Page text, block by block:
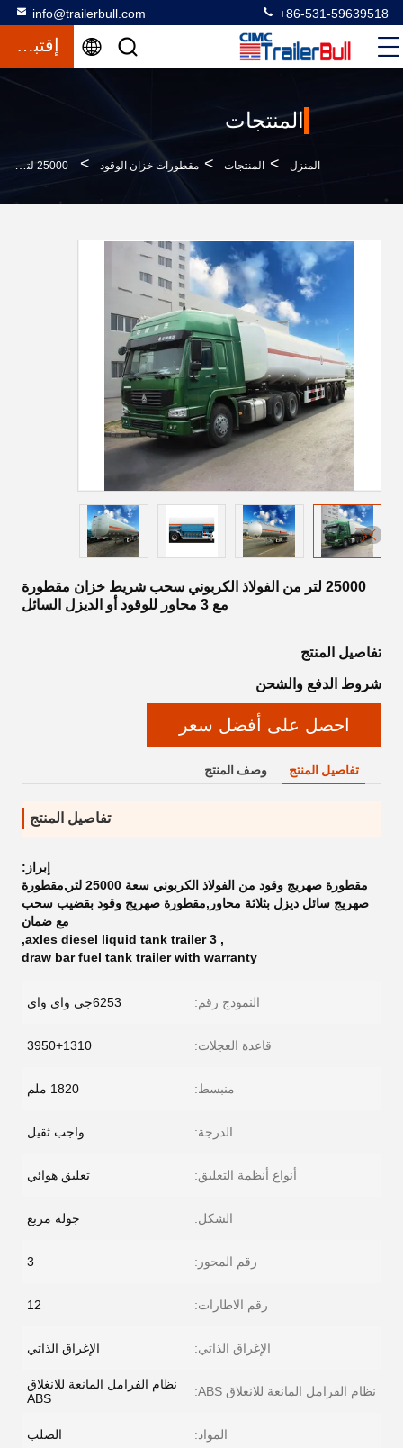
info@trailerbull.com +86-531-59639518
إقتباس
المنتجات
المنزل > المنتجات > مقطورات خزان الوقود > 25000 لتر من الفولاذ الكربوني سحب شريط خزان مقطورة مع 3 محاور للوقود أو الديزل السائل
25000 لتر من الفولاذ الكربوني سحب شريط خزان مقطورة
مع 3 محاور للوقود أو الديزل السائل
تفاصيل المنتج
شروط الدفع والشحن
احصل على أفضل سعر
تفاصيل المنتج وصف المنتج
تفاصيل المنتج
إبراز:
مقطورة صهريج وقود من الفولاذ الكربوني سعة 25000 لتر,مقطورة
صهريج سائل ديزل بثلاثة محاور,مقطورة صهريج وقود بقضيب سحب
مع ضمان
,
3 axles diesel liquid tank trailer
,
draw bar fuel tank trailer with warranty
النموذج رقم: 6253جي واي واي
قاعدة العجلات: 3950+1310
منبسط: 1820 ملم
الدرجة: واجب ثقيل
أنواع أنظمة التعليق: تعليق هوائي
الشكل: جولة مربع
رقم المحور: 3
رقم الاطارات: 12
الإغراق الذاتي: الإغراق الذاتي
نظام الفرامل المانعة للانغلاق ABS:
نظام الفرامل المانعة للانغلاق
ABS
المواد: الصلب